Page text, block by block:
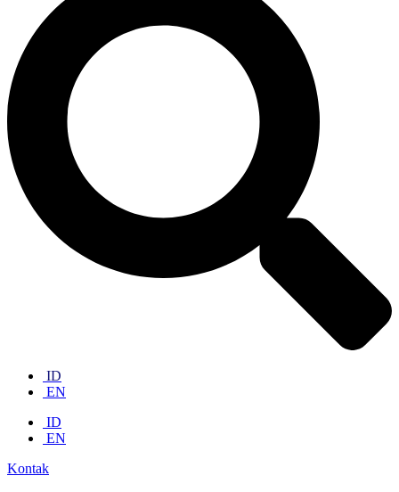
ID
EN
ID
EN
Kontak